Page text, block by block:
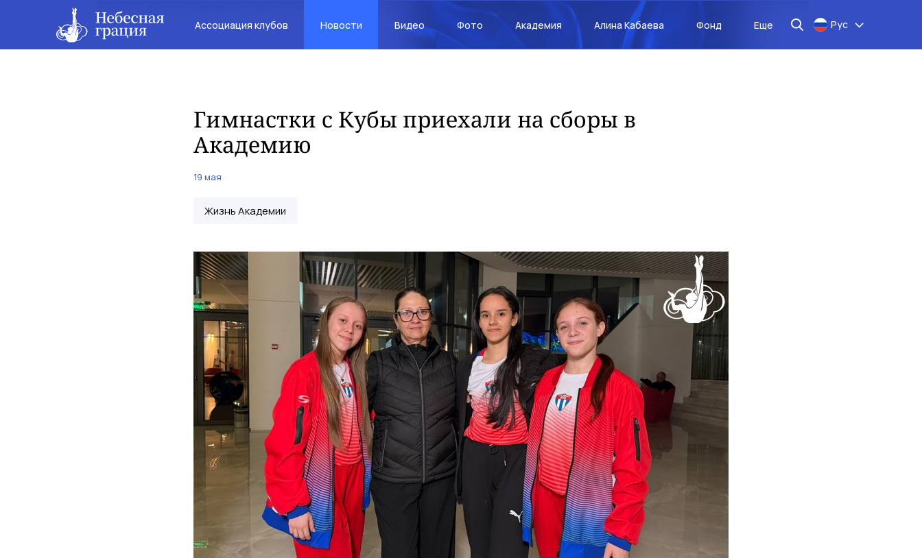
Ассоциация клубов Новости Видео Фото Академия Алина Кабаева Фонд Еще Рус
Гимнастки с Кубы приехали на сборы в
Академию
19 мая
Жизнь Академии